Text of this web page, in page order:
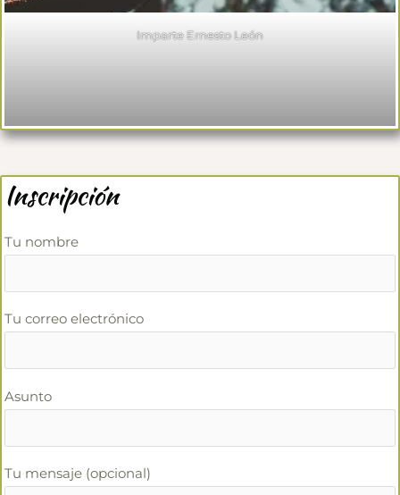
Imparte Ernesto León
Inscripción
Tu nombre
Tu correo electrónico
Asunto
Tu mensaje (opcional)